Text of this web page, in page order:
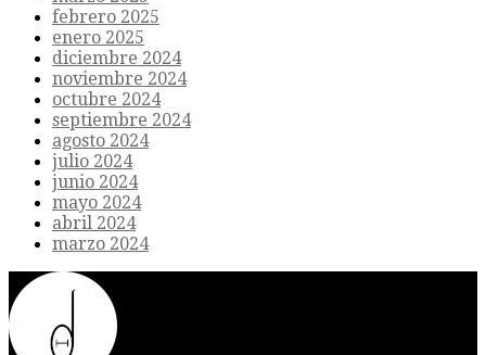
febrero 2025
enero 2025
diciembre 2024
noviembre 2024
octubre 2024
septiembre 2024
agosto 2024
julio 2024
junio 2024
mayo 2024
abril 2024
marzo 2024